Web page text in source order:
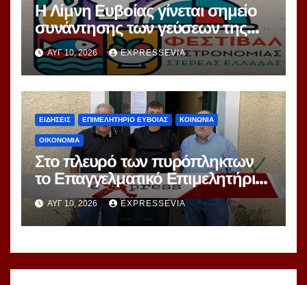
Η Λίμνη Ευβοίας γίνεται σημείο
συνάντησης των γεύσεων της
Στερεάς Ελλάδας
ΑΥΓ 10, 2026 EXPRESSEVIA
ΕΙΔΗΣΕΙΣ ΕΠΙΜΕΛΗΤΗΡΙΟ ΕΥΒΟΙΑΣ ΚΟΙΝΩΝΙΑ
ΟΙΚΟΝΟΜΙΑ
Στο πλευρό των πυρόπληκτων
το Επαγγελματικό Επιμελητήριο
Αθηνών στο Δήμο Μάνδρας και
στο Δήμο Χαϊδαρίου
ΑΥΓ 10, 2026 EXPRESSEVIA